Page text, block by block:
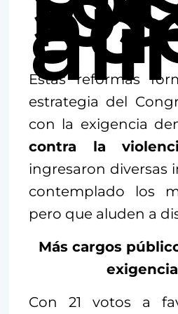
Estas reformas
estrategia del
con la exigencia
contra la
ingresaron diversas
contemplado los
pero que aluden a
Más cargos
Con 21 votos a